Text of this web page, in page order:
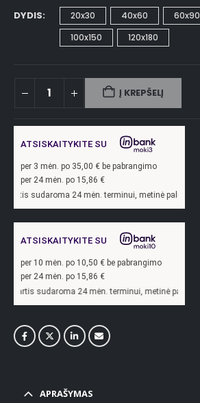
DYDIS 20x30 40x60 60x90
100x150
120x180
Į KREPŠELĮ
ATSISKAITYKITE SU
per 3 mėn. po 35,00 € be pabrangimo
per 24 mėn. po 15,86 €
mėn. terminui, metinė palūkanų norma –13,9
ATSISKAITYKITE SU
per 10 mėn. po 10,50 € be pabrangimo
per 24 mėn. po 15,86 €
24 mėn. terminui, metinė palūkanų norma –13,9
APRAŠYMAS